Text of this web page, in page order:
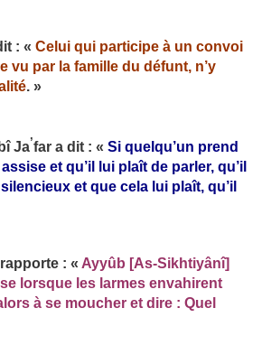
: « Celui qui participe à un convoi
vu par la famille du défunt, n’y
. »
Ja’far a dit : « Si quelqu’un prend
et qu’il lui plaît de parler, qu’il
et que cela lui plaît, qu’il
: « Ayyûb [As-Sikhtiyânî]
lorsque les larmes envahirent
à se moucher et dire : Quel